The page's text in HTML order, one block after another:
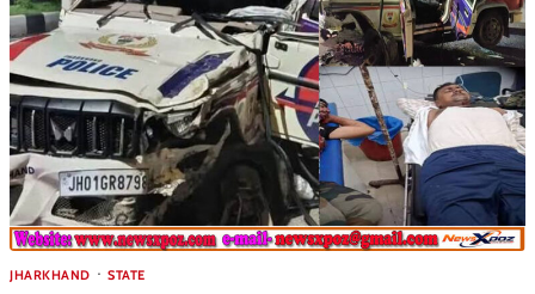
JHARKHAND STATE